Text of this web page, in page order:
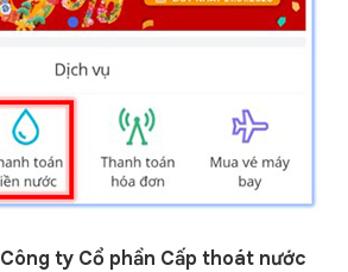
Công ty Cổ phần Cấp thoát nước